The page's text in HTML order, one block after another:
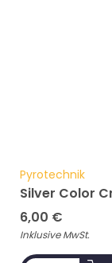
Pyrotechnik
Silver Color
6,00 €
Inklusive MwSt.